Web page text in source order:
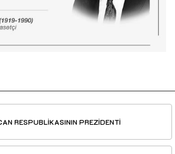
RESPUBLİKASININ PREZİDENTİ